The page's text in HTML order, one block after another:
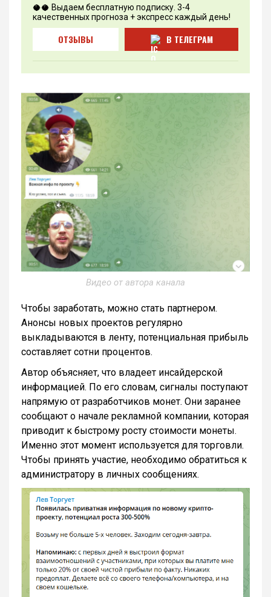
🥥🥥 Выдаем бесплатную подписку. 3-4
качественных прогноза + экспресс каждый день!
ОТЗЫВЫ В ТЕЛЕГРАМ
Видео от автора канала
Чтобы заработать, можно стать партнером.
Анонсы новых проектов регулярно
выкладываются в ленту, потенциальная прибыль
составляет сотни процентов.
Автор объясняет, что владеет инсайдерской
информацией. По его словам, сигналы поступают
напрямую от разработчиков монет. Они заранее
сообщают о начале рекламной компании, которая
приводит к быстрому росту стоимости монеты.
Именно этот момент используется для торговли.
Чтобы принять участие, необходимо обратиться к
администратору в личных сообщениях.